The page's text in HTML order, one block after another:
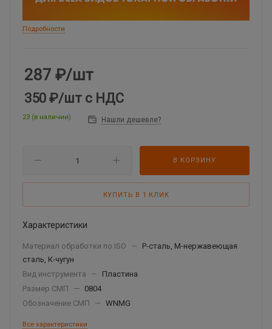
Подробности
287 ₽/шт
350 ₽/шт с НДС
23 (в наличии) Нашли дешевле?
В КОРЗИНУ
КУПИТЬ В 1 КЛИК
Характеристики
Материал обработки по ISO —
P-сталь, М-нержавеющая
сталь, К-чугун
Вид инструмента
—
Пластина
Размер СМП
—
0804
Обозначение СМП
— WNMG
Все характеристики